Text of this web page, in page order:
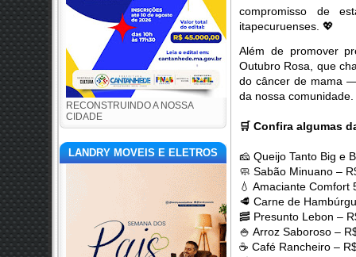
RECONSTRUINDO A NOSSA
CIDADE
LANDRY MOVEIS E ELETROS
compromisso de
itapecuruenses. 💖
Além de promover
Outubro Rosa, que
do câncer de mama
da nossa comunidade.
🛒 Confira algumas
🧀 Queijo Tanto Big e
🧼 Sabão Minuano –
💧 Amaciante Comfort
🥩 Carne de
🥓 Presunto Lebon –
🍚 Arroz Saboroso –
☕ Café Rancheiro –